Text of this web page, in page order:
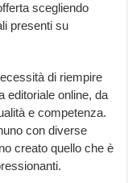
scegliendo
presenti su
di riempire
editoriale online, da
e competenza.
con diverse
creato quello che è